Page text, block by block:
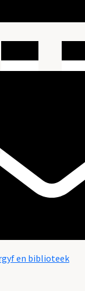
en biblioteek